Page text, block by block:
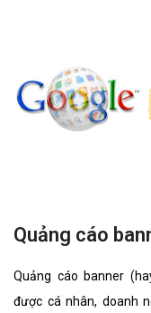
Quảng cáo
Quảng cáo banner
được cá nhân, doanh